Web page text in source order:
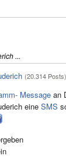
...
(20.314 Posts)
Message an
eine SMS